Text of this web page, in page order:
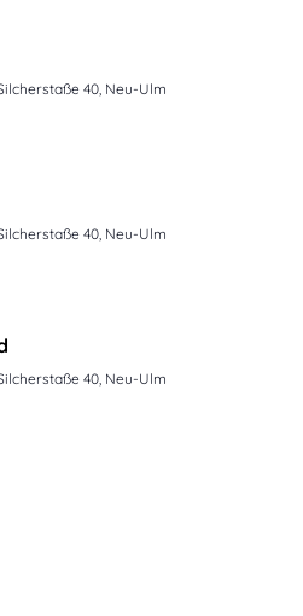
40, Neu-Ulm
40, Neu-Ulm
40, Neu-Ulm